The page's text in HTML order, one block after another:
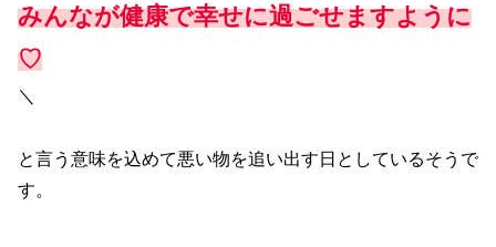
みんなが健康で幸せに過ごせますように
♡
＼
と言う意味を込めて悪い物を追い出す日としているそうで
す。